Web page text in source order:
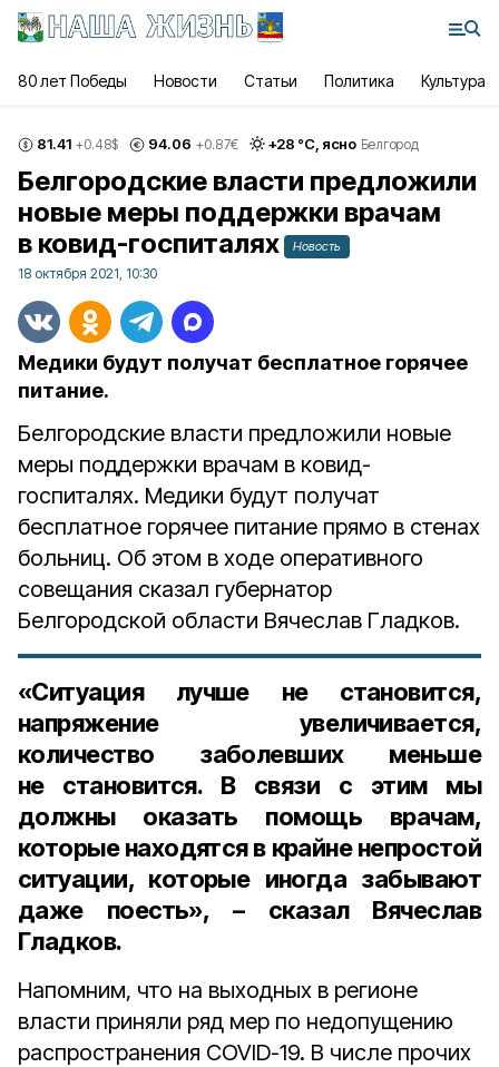
80 лет Победы Новости Статьи Политика Культура
81.41 +0.48$ 94.06 +0.87€ +28 °С, ясно Белгород
Белгородские власти предложили
новые меры поддержки врачам
в ковид-госпиталях
Новость
18 октября 2021, 10:30
Медики будут получат бесплатное горячее
питание.
Белгородские власти предложили новые
меры поддержки врачам в ковид-
госпиталях. Медики будут получат
бесплатное горячее питание прямо в стенах
больниц. Об этом в ходе оперативного
совещания сказал губернатор
Белгородской области Вячеслав Гладков.
«Ситуация лучше не становится,
напряжение увеличивается,
количество заболевших меньше
не становится. В связи с этим мы
должны оказать помощь врачам,
которые находятся в крайне непростой
ситуации, которые иногда забывают
даже поесть», – сказал Вячеслав
Гладков.
Напомним, что на выходных в регионе
власти приняли ряд мер по недопущению
распространения COVID-19. В числе прочих